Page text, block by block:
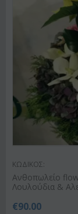
ΚΩΔΙΚΟΣ:
Ανθοπωλείο
Λουλούδια &
€90.00